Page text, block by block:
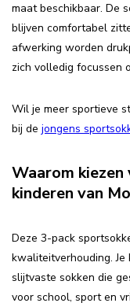
maat beschikbaar. De
blijven comfortabel
afwerking worden
zich volledig focussen
Wil je meer sportieve
bij de jongens
Waarom
kinderen van
Deze 3-pack
kwaliteitverhouding.
slijtvaste sokken die
voor school, sport en